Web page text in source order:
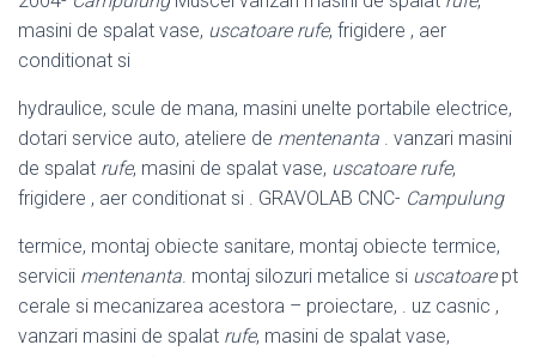
masini de spalat vase, uscatoare rufe, frigidere , aer
conditionat si
hydraulice, scule de mana, masini unelte portabile electrice,
dotari service auto, ateliere de mentenanta . vanzari masini
de spalat rufe, masini de spalat vase, uscatoare rufe,
frigidere , aer conditionat si . GRAVOLAB CNC- Campulung
termice, montaj obiecte sanitare, montaj obiecte termice,
servicii mentenanta. montaj silozuri metalice si uscatoarept
cerale si mecanizarea acestora – proiectare, . uz casnic ,
vanzari masini de spalat rufe, masini de spalat vase,